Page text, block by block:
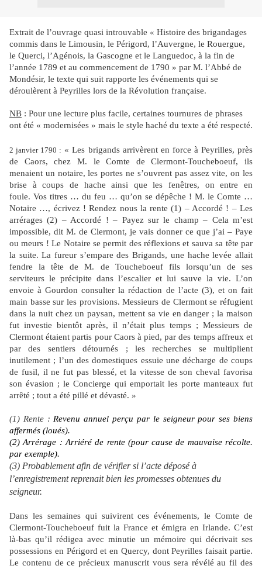
Extrait de l’ouvrage quasi introuvable « Histoire des brigandages
commis dans le Limousin, le Périgord, l’Auvergne, le Rouergue,
le Querci, l’Agénois, la Gascogne et le Languedoc, à la fin de
l’année 1789 et au commencement de 1790 » par M. l’Abbé de
Mondésir, le texte qui suit rapporte les événements qui se
déroulèrent à Peyrilles lors de la Révolution française.
NB : Pour une lecture plus facile, certaines tournures de phrases
ont été « modernisées » mais le style haché du texte a été respecté.
2 janvier 1790 : « Les brigands arrivèrent en force à Peyrilles, près
de Caors, chez M. le Comte de Clermont-Toucheboeuf, ils
menaient un notaire, les portes ne s’ouvrent pas assez vite, on les
brise à coups de hache ainsi que les fenêtres, on entre en
foule. Vos titres … du feu … qu’on se dépêche ! M. le Comte …
Notaire …, écrivez ! Rendez nous la rente (1) – Accordé ! – Les
arrérages (2) – Accordé ! – Payez sur le champ – Cela m’est
impossible, dit M. de Clermont, je vais donner ce que j’ai – Paye
ou meurs ! Le Notaire se permit des réflexions et sauva sa tête par
la suite. La fureur s’empare des Brigands, une hache levée allait
fendre la tête de M. de Toucheboeuf fils lorsqu’un de ses
serviteurs le précipite dans l’escalier et lui sauve la vie. L’on
envoie à Gourdon consulter la rédaction de l’acte (3), et on fait
main basse sur les provisions. Messieurs de Clermont se réfugient
dans la nuit chez un paysan, mettent sa vie en danger ; la maison
fut investie bientôt après, il n’était plus temps ; Messieurs de
Clermont étaient partis pour Caors à pied, par des temps affreux et
par des sentiers détournés ; les recherches se multiplient
inutilement ; l’un des domestiques essuie une décharge de coups
de fusil, il ne fut pas blessé, et la vitesse de son cheval favorisa
son évasion ; le Concierge qui emportait les porte manteaux fut
arrêté ; tout a été pillé et dévasté. »
(1) Rente : Revenu annuel perçu par le seigneur pour ses biens
affermés (loués).
(2) Arrérage : Arriéré de rente (pour cause de mauvaise récolte.
par exemple).
(3) Probablement afin de vérifier si l’acte déposé à
l’enregistrement reprenait bien les promesses obtenues du
seigneur.
Dans les semaines qui suivirent ces événements, le Comte de
Clermont-Toucheboeuf fuit la France et émigra en Irlande. C’est
là-bas qu’il rédigea avec minutie un mémoire qui décrivait ses
possessions en Périgord et en Quercy, dont Peyrilles faisait partie.
Le contenu de ce précieux manuscrit vous sera révélé au fil des